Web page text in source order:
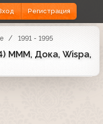
Регистрация
1991 - 1995
МММ, Дока, Wispa,